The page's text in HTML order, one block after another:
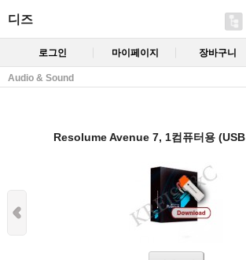
디즈
로그인 마이페이지 장바구니
Audio & Sound
Resolume Avenue 7, 1컴퓨터용